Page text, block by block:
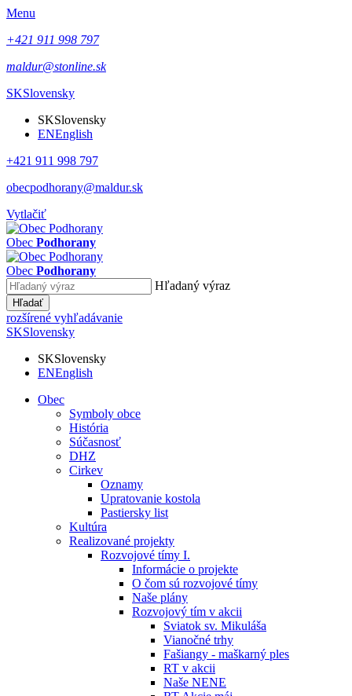
Menu
+421 911 998 797
maldur@stonline.sk
SKSlovensky
SKSlovensky
ENEnglish
+421 911 998 797
obecpodhorany@maldur.sk
Vytlačiť
Obec Podhorany
Obec Podhorany
Hľadaný výraz
Hľadať
rozšírené vyhľadávanie
SKSlovensky
SKSlovensky
ENEnglish
Obec
Symboly obce
História
Súčasnosť
DHZ
Cirkev
Oznamy
Upratovanie kostola
Pastiersky list
Kultúra
Realizované projekty
Rozvojové tímy I.
Informácie o projekte
O čom sú rozvojové tímy
Naše plány
Rozvojový tím v akcii
Sviatok sv. Mikuláša
Vianočné trhy
Fašiangy - maškarný ples
RT v akcii
Naše NENE